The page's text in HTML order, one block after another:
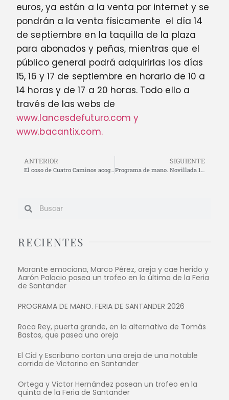
euros, ya están a la venta por internet y se
pondrán a la venta físicamente el día 14
de septiembre en la taquilla de la plaza
para abonados y peñas, mientras que el
público general podrá adquirirlas los días
15, 16 y 17 de septiembre en horario de 10 a
14 horas y de 17 a 20 horas. Todo ello a
través de las webs de
www.lancesdefuturo.com y
www.bacantix.com.
ANTERIOR
El coso de Cuatro Caminos acoge el día 17 la final del Circuito de Novilladas del Norte
SIGUIENTE
Programa de mano. Novillada 17 de septiembre
RECIENTES
Morante emociona, Marco Pérez, oreja y cae herido y
Aarón Palacio pasea un trofeo en la última de la Feria
de Santander
PROGRAMA DE MANO. FERIA DE SANTANDER 2026
Roca Rey, puerta grande, en la alternativa de Tomás
Bastos, que pasea una oreja
El Cid y Escribano cortan una oreja de una notable
corrida de Victorino en Santander
Ortega y Víctor Hernández pasean un trofeo en la
quinta de la Feria de Santander